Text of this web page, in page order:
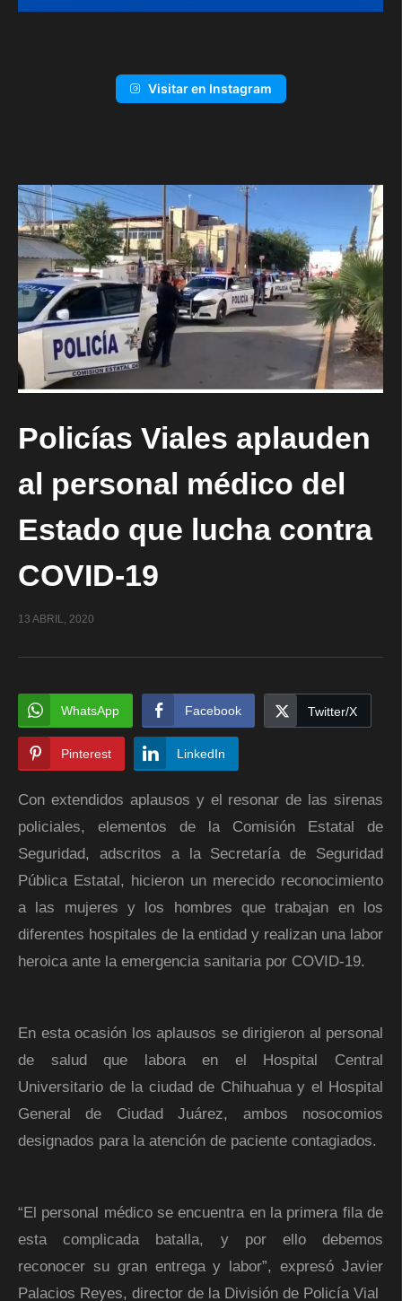
Visitar en Instagram
Policías Viales aplauden
al personal médico del
Estado que lucha contra
COVID-19
13 ABRIL, 2020
WhatsApp Facebook Twitter/X
Pinterest LinkedIn
Con extendidos aplausos y el resonar de las sirenas
policiales, elementos de la Comisión Estatal de
Seguridad, adscritos a la Secretaría de Seguridad
Pública Estatal, hicieron un merecido reconocimiento
a las mujeres y los hombres que trabajan en los
diferentes hospitales de la entidad y realizan una labor
heroica ante la emergencia sanitaria por COVID-19.
En esta ocasión los aplausos se dirigieron al personal
de salud que labora en el Hospital Central
Universitario de la ciudad de Chihuahua y el Hospital
General de Ciudad Juárez, ambos nosocomios
designados para la atención de paciente contagiados.
“El personal médico se encuentra en la primera fila de
esta complicada batalla, y por ello debemos
reconocer su gran entrega y labor”, expresó Javier
Palacios Reyes, director de la División de Policía Vial